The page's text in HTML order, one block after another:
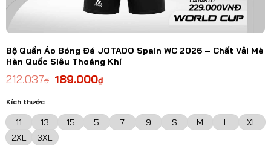
Bộ Quần Áo Bóng Đá JOTADO Spain WC 2026 – Chất Vải Mè
Hàn Quốc Siêu Thoáng Khí
212.037₫ 189.000₫
Kích thước
11 13 15 5 7 9 S M L
XL
2XL
3XL